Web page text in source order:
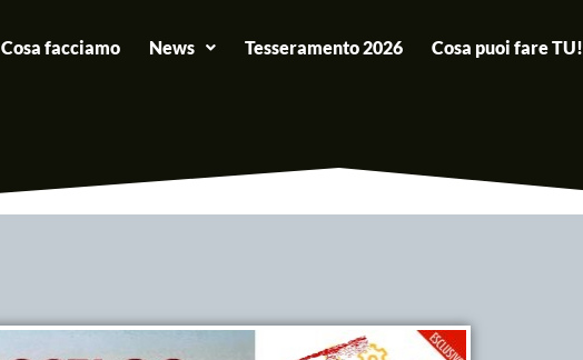
Cosa facciamo News Tesseramento 2026 Cosa puoi fare TU!